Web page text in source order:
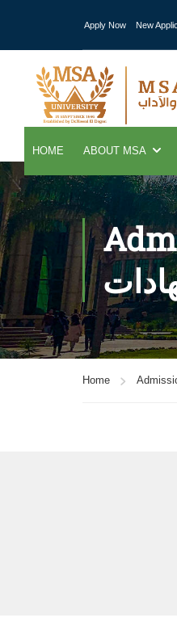
Apply Now New
HOME ABOUT MSA
Home